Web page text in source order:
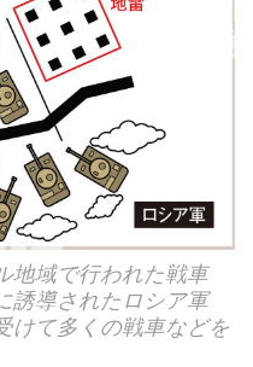
地域で行われた戦車
誘導されたロシア軍
けて多くの戦車などを